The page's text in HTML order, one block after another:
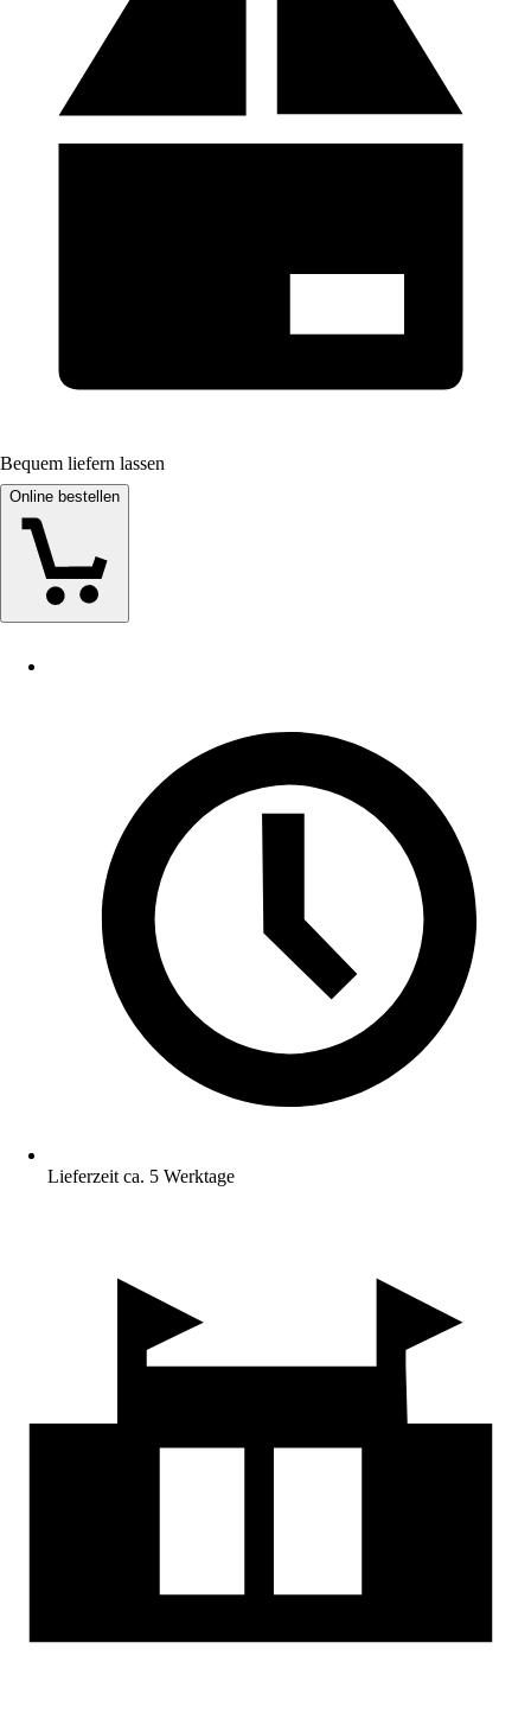
Bequem liefern lassen
Online bestellen
Lieferzeit ca. 5 Werktage